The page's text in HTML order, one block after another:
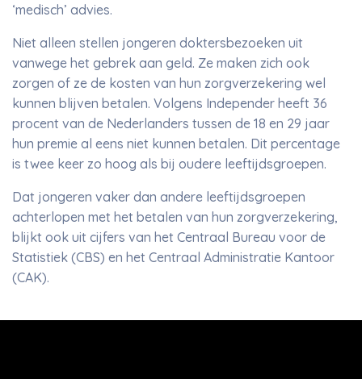
‘medisch’ advies.
Niet alleen stellen jongeren doktersbezoeken uit
vanwege het gebrek aan geld. Ze maken zich ook
zorgen of ze de kosten van hun zorgverzekering wel
kunnen blijven betalen. Volgens Independer heeft 36
procent van de Nederlanders tussen de 18 en 29 jaar
hun premie al eens niet kunnen betalen. Dit percentage
is twee keer zo hoog als bij oudere leeftijdsgroepen.
Dat jongeren vaker dan andere leeftijdsgroepen
achterlopen met het betalen van hun zorgverzekering,
blijkt ook uit cijfers van het Centraal Bureau voor de
Statistiek (CBS) en het Centraal Administratie Kantoor
(CAK).